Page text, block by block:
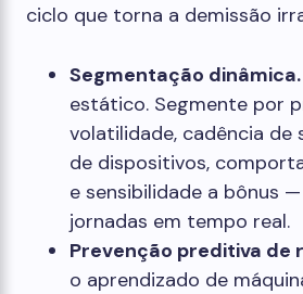
ciclo que torna a demissão
Segmentação dinâmica.
estático. Segmente por
volatilidade, cadência de
de dispositivos,
e sensibilidade a bônus
jornadas em tempo real.
Prevenção preditiva de
o aprendizado de